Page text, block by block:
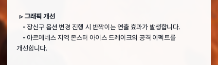
▹ 그래픽 개선
-장신구 옵션 변경 진행 시 반짝이는 연출 효과가 발생합니다.
-아르메네스 지역 몬스터 아이스 드레이크의 공격 이펙트를
개선합니다.